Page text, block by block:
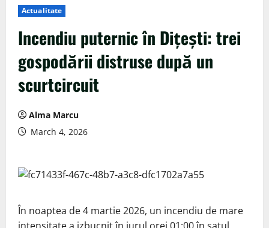
Actualitate
Incendiu puternic în Dițești: trei
gospodării distruse după un
scurtcircuit
Alma Marcu
March 4, 2026
În noaptea de 4 martie 2026, un incendiu de mare